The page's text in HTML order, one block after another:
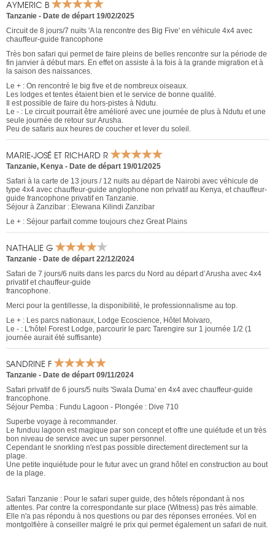
AYMERIC B
Tanzanie - Date de départ 19/02/2025
Circuit de 8 jours/7 nuits 'A la rencontre des Big Five' en véhicule 4x4 avec
chauffeur-guide francophone
Très bon safari qui permet de faire pleins de belles rencontre sur la période de
fin janvier à début mars. En effet on assiste à la fois à la grande migration et à
la saison des naissances.
Le + : On rencontré le big five et de nombreux oiseaux.
Les lodges et tentes étaient bien et le service de bonne qualité.
Il est possible de faire du hors-pistes à Ndutu.
Le - : Le circuit pourrait être amélioré avec une journée de plus à Ndutu et une
seule journée de retour sur Arusha.
Peu de safaris aux heures de coucher et lever du soleil.
MARIE-JOSÉ ET RICHARD R
Tanzanie, Kenya - Date de départ 19/01/2025
Safari à la carte de 13 jours / 12 nuits au départ de Nairobi avec véhicule de
type 4x4 avec chauffeur-guide anglophone non privatif au Kenya, et chauffeur-
guide francophone privatif en Tanzanie.
Séjour à Zanzibar : Elewana Kilindi Zanzibar
Le + : Séjour parfait comme toujours chez Great Plains
NATHALIE G
Tanzanie - Date de départ 22/12/2024
Safari de 7 jours/6 nuits dans les parcs du Nord au départ d’Arusha avec 4x4
privatif et chauffeur-guide
francophone.
Merci pour la gentillesse, la disponibilité, le professionnalisme au top.
Le + : Les parcs nationaux, Lodge Ecoscience, Hôtel Moivaro,
Le - : L'hôtel Forest Lodge, parcourir le parc Tarengire sur 1 journée 1/2 (1
journée aurait été suffisante)
SANDRINE F
Tanzanie - Date de départ 09/11/2024
Safari privatif de 6 jours/5 nuits 'Swala Duma' en 4x4 avec chauffeur-guide
francophone.
Séjour Pemba : Fundu Lagoon - Plongée : Dive 710
Superbe voyage à recommander.
Le funduu lagoon est magique par son concept et offre une quiétude et un très
bon niveau de service avec un super personnel.
Cependant le snorkling n'est pas possible directement directement sur la
plage.
Une petite inquiétude pour le futur avec un grand hôtel en construction au bout
de la plage.
Safari Tanzanie : Pour le safari super guide, des hôtels répondant à nos
attentes. Par contre la correspondante sur place (Witness) pas très aimable.
Elle n'a pas répondu à nos questions ou par des réponses erronées. Vol en
montgolfière à conseiller malgré le prix qui permet également un safari de nuit.